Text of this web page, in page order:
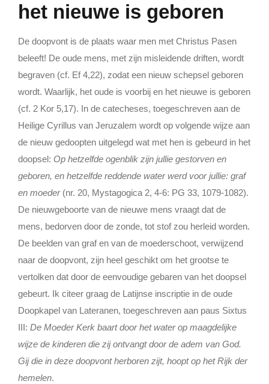
het nieuwe is geboren
De doopvont is de plaats waar men met Christus Pasen
beleeft! De oude mens, met zijn misleidende driften, wordt
begraven (cf. Ef 4,22), zodat een nieuw schepsel geboren
wordt. Waarlijk, het oude is voorbij en het nieuwe is geboren
(cf. 2 Kor 5,17). In de catecheses, toegeschreven aan de
Heilige Cyrillus van Jeruzalem wordt op volgende wijze aan
de nieuw gedoopten uitgelegd wat met hen is gebeurd in het
doopsel: Op hetzelfde ogenblik zijn jullie gestorven en
geboren, en hetzelfde reddende water werd voor jullie: graf
en moeder(nr. 20, Mystagogica 2, 4-6: PG 33, 1079-1082).
De nieuwgeboorte van de nieuwe mens vraagt dat de
mens, bedorven door de zonde, tot stof zou herleid worden.
De beelden van graf en van de moederschoot, verwijzend
naar de doopvont, zijn heel geschikt om het grootse te
vertolken dat door de eenvoudige gebaren van het doopsel
gebeurt. Ik citeer graag de Latijnse inscriptie in de oude
Doopkapel van Lateranen, toegeschreven aan paus Sixtus
III: De Moeder Kerk baart door het water op maagdelijke
wijze de kinderen die zij ontvangt door de adem van God.
Gij die in deze doopvont herboren zijt, hoopt op het Rijk der
hemelen.